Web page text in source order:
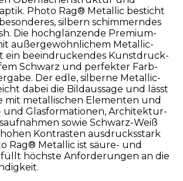
Photo Rag® Metallic besticht
silbern schimmerndes
Die hochglänzende Premium-
außergewöhnlichem Metallic-
ein beeindruckendes Kunstdruck-
Schwarz und perfekter Farb-
Der edle, silberne Metallic-
dabei die Bildaussage und lässt
mit metallischen Elementen und
und Glasformationen, Architektur-
sowie Schwarz-Weiß
Kontrasten ausdrucksstark
Rag® Metallic ist säure- und
höchste Anforderungen an die